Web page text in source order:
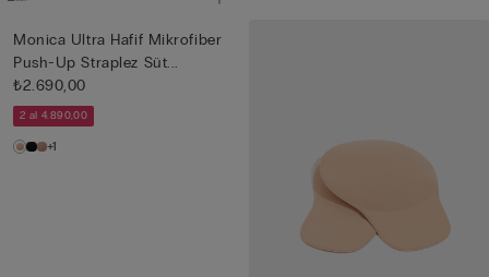
Monica Ultra Hafif Mikrofiber
Push-Up Straplez Süt...
₺2.690,00
2 al 4.890,00
+1